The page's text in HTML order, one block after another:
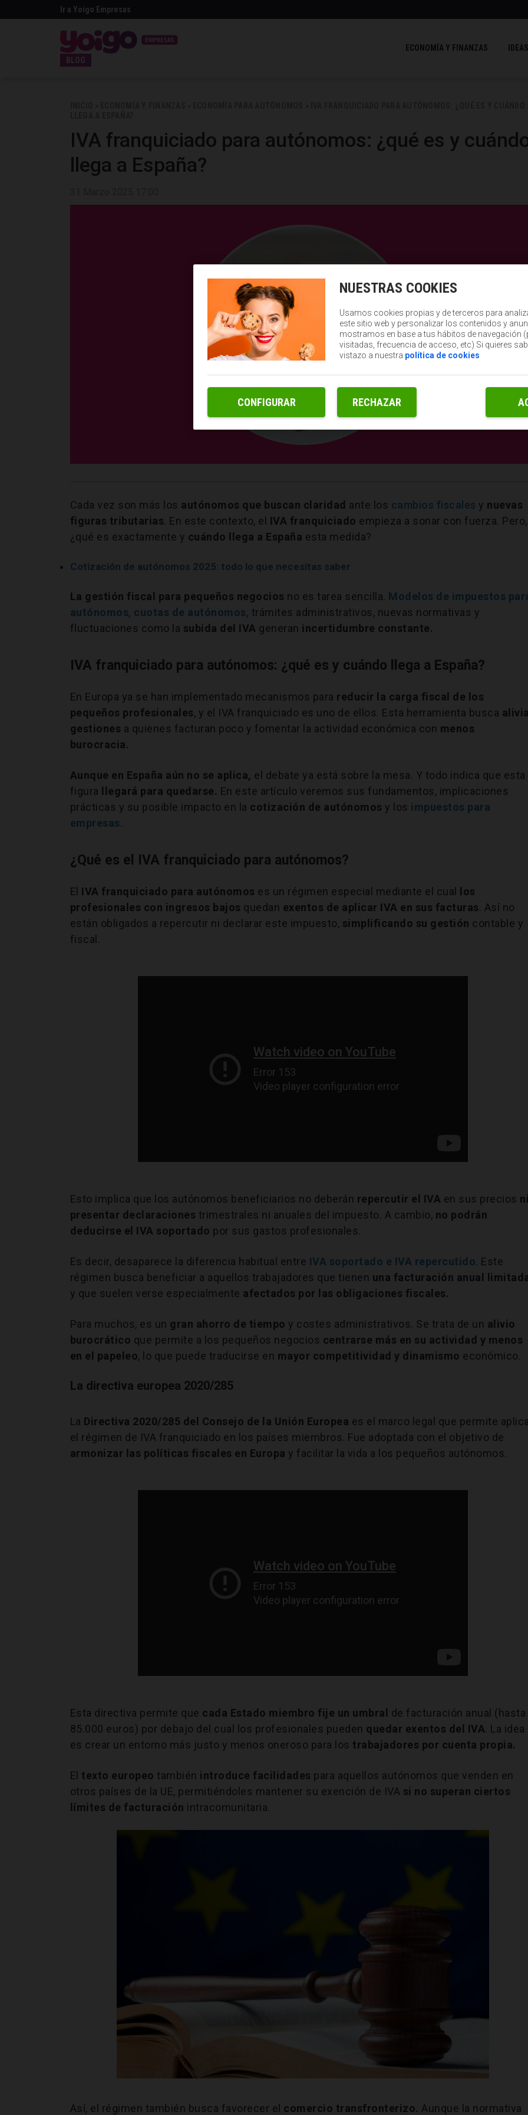
Ir a Yoigo Empresas
BLOG
ECONOMÍA Y FINANZAS
IVA franquiciado para autónomos: ¿qué es y
llega a España?
Cada vez son más los autónomos que buscan claridad ante los cambios fiscales y nuevas
figuras tributarias. En este contexto, el IVA franquiciado empieza a sonar con fuerza. Pero,
¿qué es exactamente y cuándo llega a España esta medida?
Cotización de autónomos 2025: todo lo que necesitas saber
La gestión fiscal para pequeños negocios no es tarea sencilla. Modelos de impuestos
autónomos, cuotas de autónomos, trámites administrativos, nuevas normativas y
fluctuaciones como la subida del IVA generan incertidumbre constante.
IVA franquiciado para autónomos: ¿qué es y cuándo llega a España?
En Europa ya se han implementado mecanismos para reducir la carga fiscal de los
pequeños profesionales, y el IVA franquiciado es uno de ellos. Esta herramienta busca
gestiones a quienes facturan poco y fomentar la actividad económica con menos
burocracia.
Aunque en España aún no se aplica, el debate ya está sobre la mesa. Y todo indica que esta
figura llegará para quedarse. En este artículo veremos sus fundamentos, implicaciones
prácticas y su posible impacto en la cotización de autónomos y los impuestos para
empresas.
¿Qué es el IVA franquiciado para autónomos?
El IVA franquiciado para autónomos es un régimen especial mediante el cual los
profesionales con ingresos bajos quedan exentos de aplicar IVA en sus facturas. Así no
están obligados a repercutir ni declarar este impuesto, simplificando su gestión contable y
fiscal.
Esto implica que los autónomos beneficiarios no deberán repercutir el IVA en sus precios
presentar declaraciones trimestrales ni anuales del impuesto. A cambio, no podrán
deducirse el IVA soportado por sus gastos profesionales.
Es decir, desaparece la diferencia habitual entre IVA soportado e IVA repercutido. Este
régimen busca beneficiar a aquellos trabajadores que tienen una facturación anual
y que suelen verse especialmente afectados por las obligaciones fiscales.
Para muchos, es un gran ahorro de tiempo y costes administrativos. Se trata de un alivio
burocrático que permite a los pequeños negocios centrarse más en su actividad y menos
en el papeleo, lo que puede traducirse en mayor competitividad y dinamismo económico.
La directiva europea 2020/285
La Directiva 2020/285 del Consejo de la Unión Europea es el marco legal que permite
el régimen de IVA franquiciado en los países miembros. Fue adoptada con el objetivo de
armonizar las políticas fiscales en Europa y facilitar la vida a los pequeños autónomos.
Esta directiva permite que cada Estado miembro fije un umbral de facturación anual (hasta
85.000 euros) por debajo del cual los profesionales pueden quedar exentos del IVA. La idea
es crear un entorno más justo y menos oneroso para los trabajadores por cuenta propia.
El texto europeo también introduce facilidades para aquellos autónomos que venden en
otros países de la UE, permitiéndoles mantener su exención de IVA si no superan ciertos
límites de facturación intracomunitaria.
Así, el régimen también busca favorecer el comercio transfronterizo. Aunque la normativa
NUESTRAS COOKIES
Usamos cookies propias y de terceros para
este sitio web y personalizar los contenidos y
mostramos en base a tus hábitos de navegación
visitadas, frecuencia de acceso, etc) Si quieres
vistazo a nuestra política de cookies
RECHAZAR
CONFIGURAR